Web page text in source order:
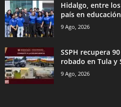
Hidalgo, entre
país en
9 Ago, 2026
SSPH recupera
robado en Tula y
9 Ago, 2026